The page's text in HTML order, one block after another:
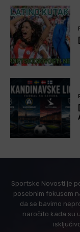
Sportske Novosti je
posebnim fokusom
da se bavimo
naročito kada su